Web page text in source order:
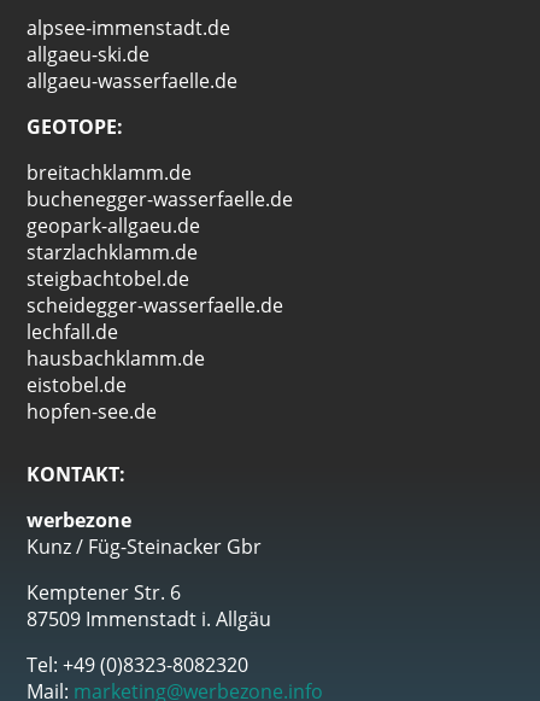
alpsee-immenstadt.de
allgaeu-ski.de
allgaeu-wasserfaelle.de
GEOTOPE:
breitachklamm.de
buchenegger-wasserfaelle.de
geopark-allgaeu.de
starzlachklamm.de
steigbachtobel.de
scheidegger-wasserfaelle.de
lechfall.de
hausbachklamm.de
eistobel.de
hopfen-see.de
KONTAKT:
werbezone
Kunz / Füg-Steinacker Gbr
Kemptener Str. 6
87509 Immenstadt i. Allgäu
Tel: +49 (0)8323-8082320
Mail: marketing@werbezone.info